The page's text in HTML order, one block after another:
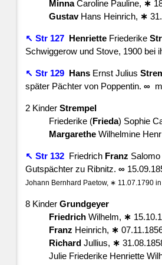
MinnaCaroline Pauline, ∗
GustavHans Heinrich, ∗
↖ Str 127 Henriette Friederike
Schwiggerow und Stove, 1900 bei
↖ Str 129 Hans Ernst Julius
später Pächter von Poppentin. ∞
2 Kinder Strempel
Friederike (Frieda) Sophie
Margarethe Wilhelmine
↖ Str 132 Friedrich Franz Salomo
Gutspächter zu Ribnitz. ∞
Johann Bernhard Paetow, ∗ 11.07.1790
8 Kinder Grundgeyer
Friedrich Wilhelm, ∗
Franz Heinrich, ∗
Richard Jullius, ∗
Julie Friederike Henriette